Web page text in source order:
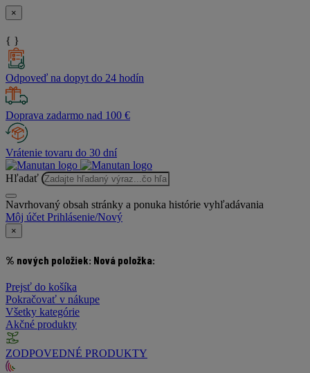
×
{ }
Odpoveď na dopyt do 24 hodín
Doprava zadarmo nad 100 €
Vrátenie tovaru do 30 dní
Hľadať
Navrhovaný obsah stránky a ponuka histórie vyhľadávania
Môj účet Prihlásenie/Nový
×
% nových položiek: Nová položka:
Prejsť do košíka
Pokračovať v nákupe
Všetky kategórie
Akčné produkty
ZODPOVEDNÉ PRODUKTY